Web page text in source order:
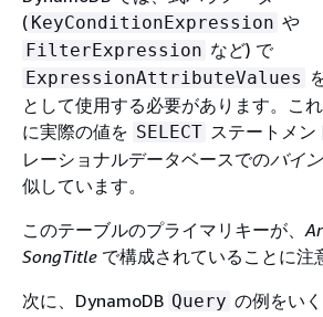
( KeyConditionExpression や
FilterExpression など) で
ExpressionAttributeValues
として使用する必要があります。こ
に実際の値を SELECT ステートメン
レーショナルデータベースでのバイ
似しています。
このテーブルのプライマリキーが、
SongTitle で構成されていることに注
次に、DynamoDB Query の例をい